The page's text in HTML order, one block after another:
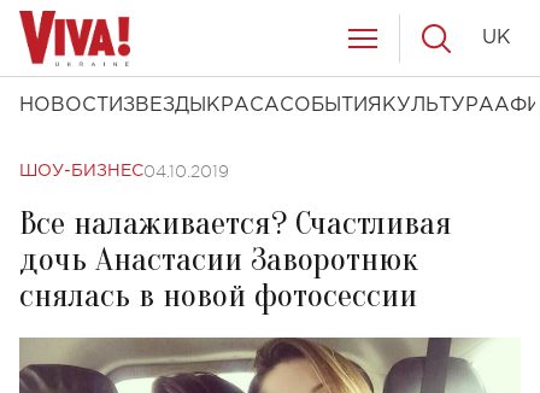
НОВОСТИ ЗВЕЗДЫ КРАСАСОБЫТИЯ КУЛЬТУРА
UK
ШОУ-БИЗНЕС04.10.2019
Все налаживается? Счастливая
дочь Анастасии Заворотнюк
снялась в новой фотосессии